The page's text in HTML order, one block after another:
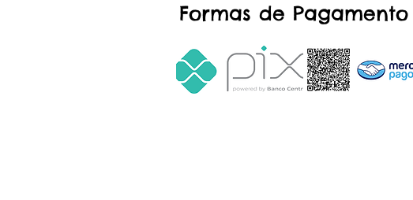
Formas de Pagamento